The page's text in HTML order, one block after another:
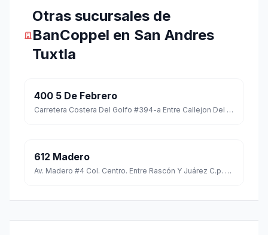
Otras sucursales de
BanCoppel en San Andres
Tuxtla
400 5 De Febrero
Carretera Costera Del Golfo #394-a Entre Callejon Del Cristo Y Calle 12 De Noviembre Col. 3 De Mayo C.p. 95730
612 Madero
Av. Madero #4 Col. Centro. Entre Rascón Y Juárez C.p. 95700